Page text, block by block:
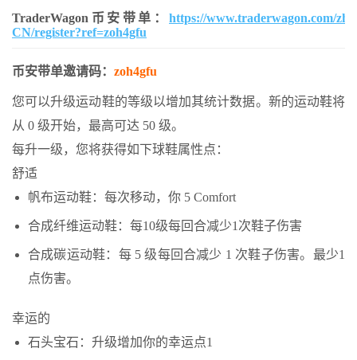
TraderWagon币安带单： https://www.traderwagon.com/zh-
CN/register?ref=zoh4gfu
币安带单邀请码： zoh4gfu
您可以升级运动鞋的等级以增加其统计数据。新的运动鞋将
从 0 级开始，最高可达 50 级。
每升一级，您将获得如下球鞋属性点：
舒适
帆布运动鞋：每次移动，你 5 Comfort
合成纤维运动鞋：每10级每回合减少1次鞋子伤害
合成碳运动鞋：每 5 级每回合减少 1 次鞋子伤害。最少1
点伤害。
幸运的
石头宝石：升级增加你的幸运点1